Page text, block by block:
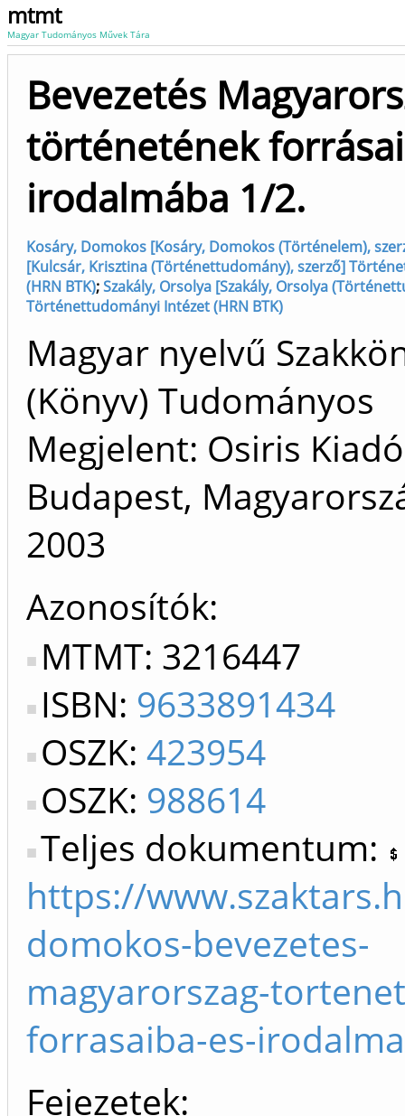
mtmt
Magyar Tudományos Művek Tára
Bevezetés
történetének
irodalmába 1/2.
Kosáry, Domokos [Kosáry, Domokos (Történelem),
[Kulcsár, Krisztina (Történettudomány), szerző]
(HRN BTK);Szakály, Orsolya [Szakály, Orsolya
Történettudományi Intézet (HRN BTK)
Magyar nyelvű
(Könyv) Tudományos
Megjelent: Osiris
Budapest,
2003
Azonosítók
MTMT: 3216447
ISBN: 9633891434
OSZK: 423954
OSZK: 988614
Teljes dokumentum:
https://
domokos-bevezetes-
magyarorszag-
forrasaiba-es-
Fejezetek